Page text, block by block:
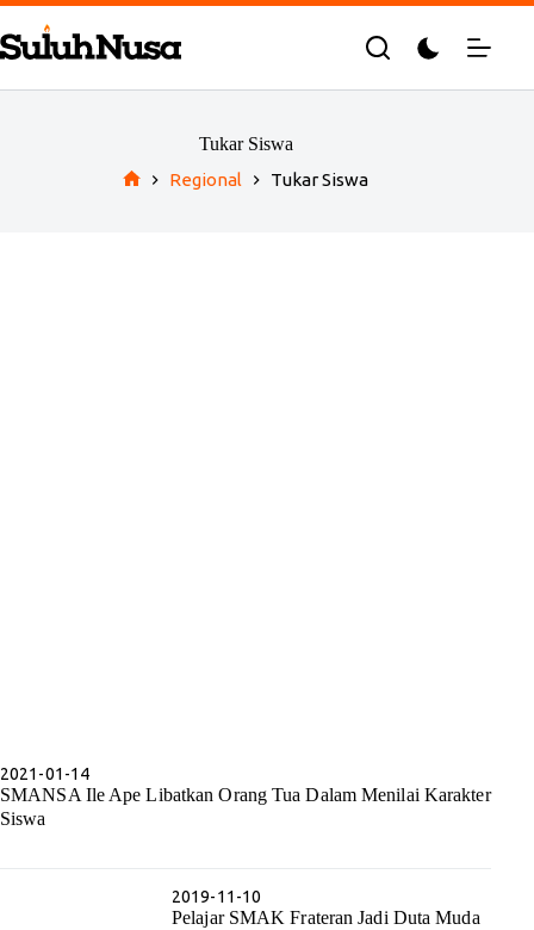
Skip
to
content
Tukar Siswa
Regional Tukar Siswa
2021-01-14
SMANSA Ile Ape Libatkan Orang Tua Dalam Menilai Karakter
Siswa
2019-11-10
Pelajar SMAK Frateran Jadi Duta Muda